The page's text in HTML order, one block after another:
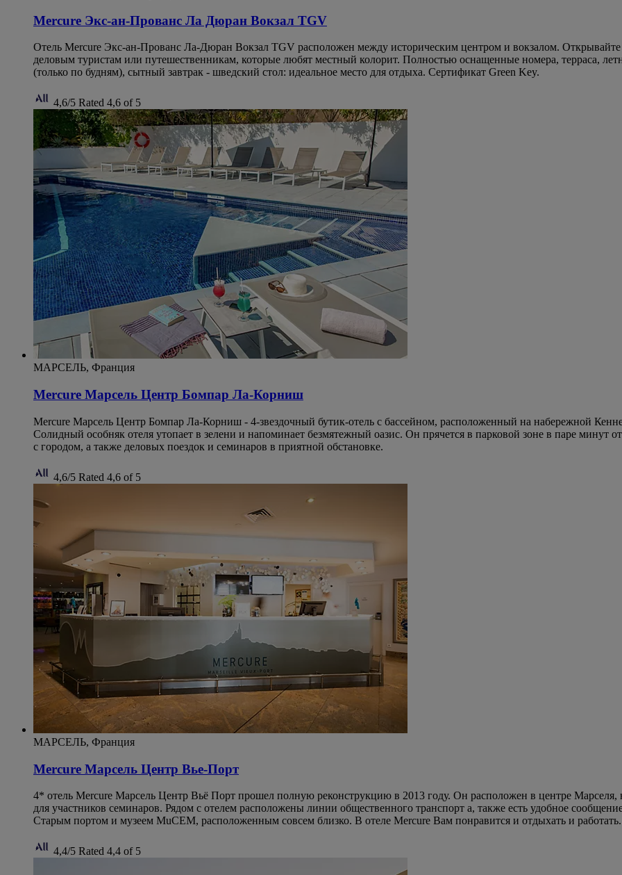
Mercure Экс-ан-Прованс Ла Дюран Вокзал TGV
Отель Mercure Экс-ан-Прованс Ла-Дюран Вокзал TGV расположен между историческим центром и вокзалом. Открывайте
деловым туристам или путешественникам, которые любят местный колорит. Полностью оснащенные номера, терраса,
(только по будням), сытный завтрак - шведский стол: идеальное место для отдыха. Сертификат Green Key.
4,6/5 Rated 4,6 of 5
МАРСЕЛЬ, Франция
Mercure Марсель Центр Бомпар Ла-Корниш
Mercure Марсель Центр Бомпар Ла-Корниш - 4-звездочный бутик-отель с бассейном, расположенный на набережной
Солидный особняк отеля утопает в зелени и напоминает безмятежный оазис. Он прячется в парковой зоне в паре минут
с городом, а также деловых поездок и семинаров в приятной обстановке.
4,6/5 Rated 4,6 of 5
МАРСЕЛЬ, Франция
Mercure Марсель Центр Вье-Порт
4* отель Mercure Марсель Центр Вьё Порт прошел полную реконструкцию в 2013 году. Он расположен в центре Марселя,
для участников семинаров. Рядом с отелем расположены линии общественного транспорт а, также есть удобное
Старым портом и музеем MuCEM, расположенным совсем близко. В отеле Mercure Вам понравится и отдыхать и работать.
4,4/5 Rated 4,4 of 5